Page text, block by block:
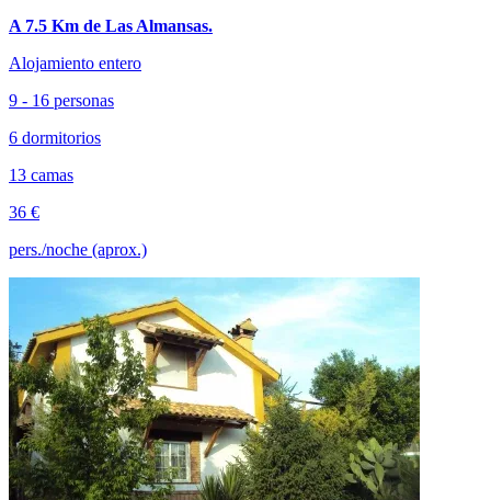
A 7.5 Km de Las Almansas.
Alojamiento entero
9 - 16 personas
6 dormitorios
13 camas
36 €
pers./noche (aprox.)